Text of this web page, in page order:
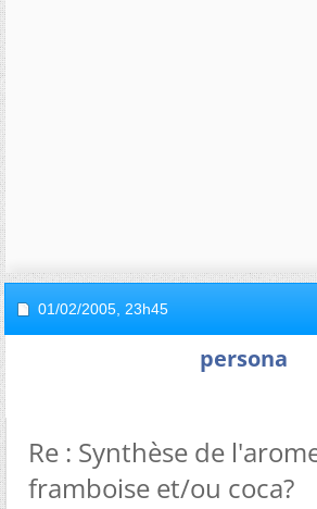
01/02/2005, 23h45
persona
Re : Synthèse de
framboise et/ou coca?